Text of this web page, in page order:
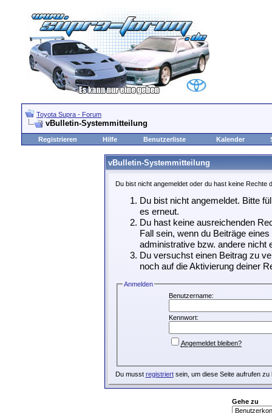
Toyota Supra - Forum
vBulletin-Systemmitteilung
Registrieren Hilfe Benutzerliste Kalender
vBulletin-Systemmitteilung
Du bist nicht angemeldet oder du hast keine Rechte
Du bist nicht angemeldet. Bitte
es erneut.
Du hast keine ausreichenden
Fall sein, wenn du Beiträge
administrative bzw. andere nicht
Du versuchst einen Beitrag zu
noch auf die Aktivierung deiner
Anmelden
Benutzername:
Kennwort:
Angemeldet bleiben?
Du musst registriertsein, um diese Seite aufrufen zu
Gehe zu